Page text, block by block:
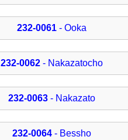
232-0061 - Ooka
232-0062 - Nakazatocho
232-0063 - Nakazato
232-0064 - Bessho